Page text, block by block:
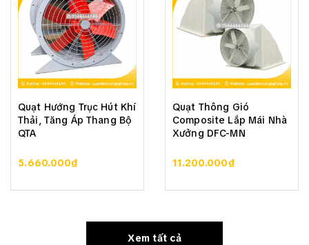
Quạt Hướng Trục Hút Khí
Thải, Tăng Áp Thang Bộ
QTA
5.660.000₫
Quạt Thông Gió
Composite Lắp Mái Nhà
Xưởng DFC-MN
11.200.000₫
Xem tất cả